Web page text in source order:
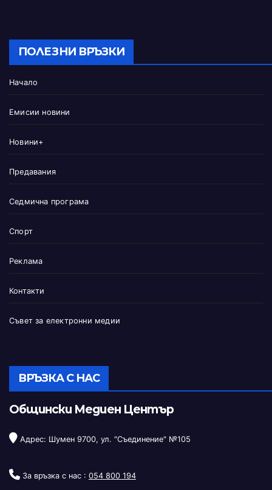
ПОЛЕЗНИ ВРЪЗКИ
Начало
Емисии новини
Новини+
Предавания
Седмична програма
Спорт
Реклама
Контакти
Съвет за електронни медии
ВРЪЗКА С НАС
Общински Медиен Център
Адрес: Шумен 9700, ул. "Съединение" №105
За връзка с нас : 054 800 194